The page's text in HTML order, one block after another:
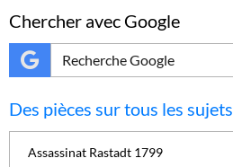
Chercher avec Google
Des pièces sur tous les sujets
Assassinat Rastadt 1799